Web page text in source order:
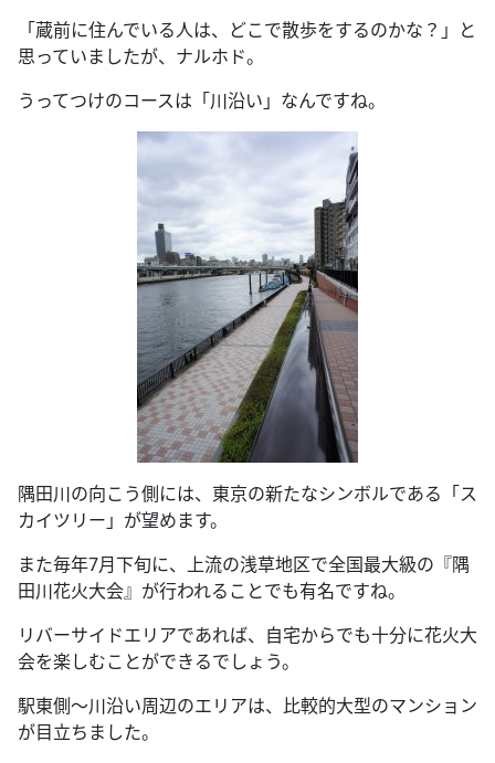
「蔵前に住んでいる人は、どこで散歩をするのかな？」と
思っていましたが、ナルホド。
うってつけのコースは「川沿い」なんですね。
隅田川の向こう側には、東京の新たなシンボルである「ス
カイツリー」が望めます。
また毎年7月下旬に、上流の浅草地区で全国最大級の『隅
田川花火大会』が行われることでも有名ですね。
リバーサイドエリアであれば、自宅からでも十分に花火大
会を楽しむことができるでしょう。
駅東側～川沿い周辺のエリアは、比較的大型のマンション
が目立ちました。